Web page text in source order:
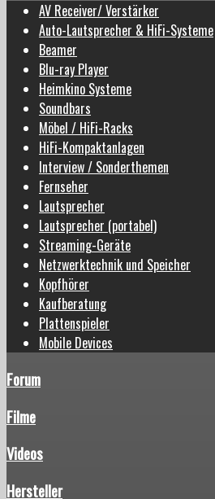
AV Receiver/ Verstärker
Auto-Lautsprecher & HiFi-Systeme
Beamer
Blu-ray Player
Heimkino Systeme
Soundbars
Möbel / HiFi-Racks
HiFi-Kompaktanlagen
Interview / Sonderthemen
Fernseher
Lautsprecher
Lautsprecher (portabel)
Streaming-Geräte
Netzwerktechnik und Speicher
Kopfhörer
Kaufberatung
Plattenspieler
Mobile Devices
Forum
Filme
Videos
Hersteller